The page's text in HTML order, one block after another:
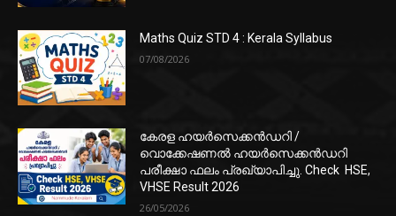
Maths Quiz STD 4 : Kerala Syllabus
07/08/2026
കേരള ഹയർസെക്കൻഡറി /
വൊക്കേഷണൽ ഹയർസെക്കൻഡറി
പരീക്ഷാ ഫലം പ്രഖ്യാപിച്ചു. Check HSE,
VHSE Result 2026
26/05/2026